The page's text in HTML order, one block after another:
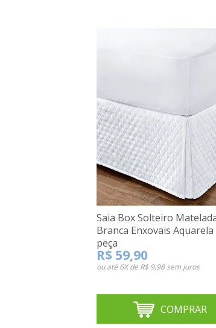
Saia Box Solteiro
Branca Enxovais Aquarela
peça
R$ 59,90
ou até 6X de R$ 9,98sem juros
COMPRAR